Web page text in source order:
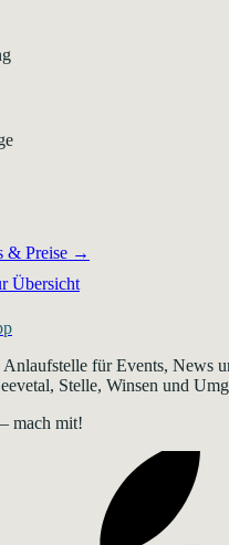
& Preise →
Übersicht
Anlaufstelle für Events, News
Stelle, Winsen und
mach mit!